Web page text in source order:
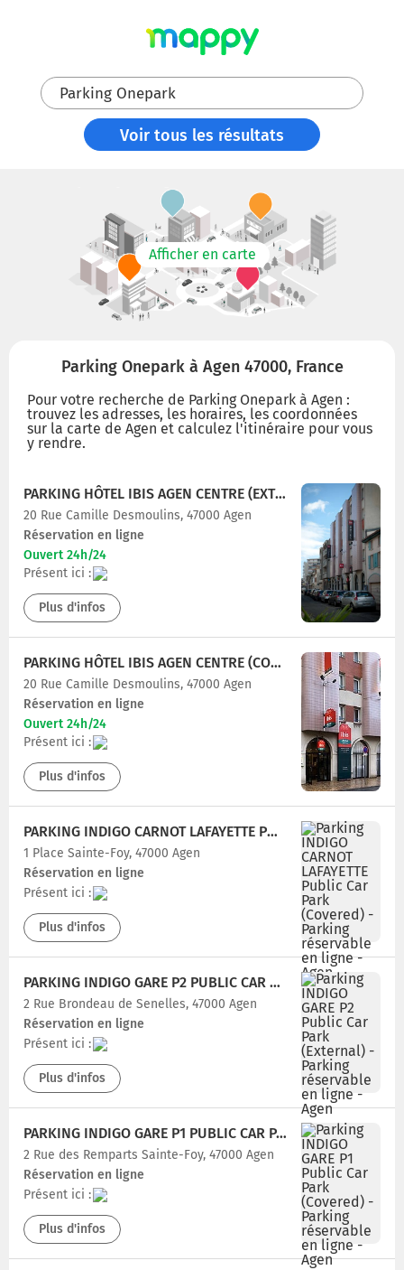
Parking Onepark
Voir tous les résultats
Afficher en carte
Parking Onepark à Agen 47000, France
Pour votre recherche de Parking Onepark à Agen :
trouvez les adresses, les horaires, les coordonnées
sur la carte de Agen et calculez l'itinéraire pour vous
y rendre.
PARKING HÔTEL IBIS AGEN CENTRE (EXTÉRIEUR)
20 Rue Camille Desmoulins, 47000 Agen
Réservation en ligne
Ouvert 24h/24
Présent ici :
Plus d'infos
PARKING HÔTEL IBIS AGEN CENTRE (COUVERT)
20 Rue Camille Desmoulins, 47000 Agen
Réservation en ligne
Ouvert 24h/24
Présent ici :
Plus d'infos
PARKING INDIGO CARNOT LAFAYETTE PUBLIC CAR PARK (COVERED)
1 Place Sainte-Foy, 47000 Agen
Réservation en ligne
Présent ici :
Plus d'infos
PARKING INDIGO GARE P2 PUBLIC CAR PARK (EXTERNAL)
2 Rue Brondeau de Senelles, 47000 Agen
Réservation en ligne
Présent ici :
Plus d'infos
PARKING INDIGO GARE P1 PUBLIC CAR PARK (COVERED)
2 Rue des Remparts Sainte-Foy, 47000 Agen
Réservation en ligne
Présent ici :
Plus d'infos